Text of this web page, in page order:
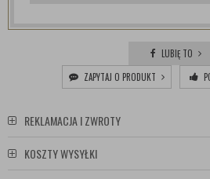
LUBIĘ TO
ZAPYTAJ O PRODUKT
REKLAMACJA I ZWROTY
KOSZTY WYSYŁKI